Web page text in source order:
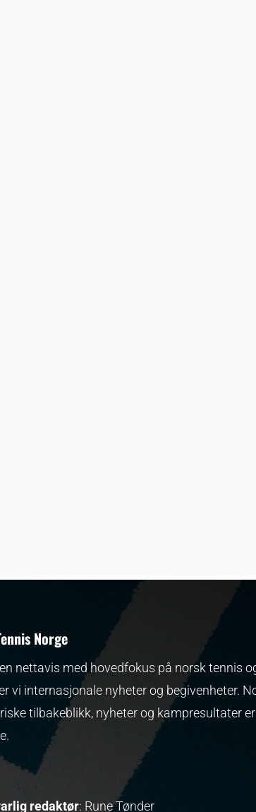
Norge
nettavis med hovedfokus på norsk tennis
vi internasjonale nyheter og begivenheter.
tilbakeblikk, nyheter og kampresultater
redaktør: Rune Tønder